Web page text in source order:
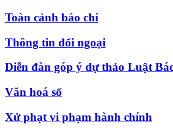
Toàn cảnh báo chí
Thông tin đối ngoại
Diễn đàn góp ý dự thảo Luật
Văn hoá số
Xử phạt vi phạm hành chính